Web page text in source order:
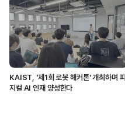
KAIST, '제1회 로봇 해커톤' 개최하며 피
지컬 AI 인재 양성한다